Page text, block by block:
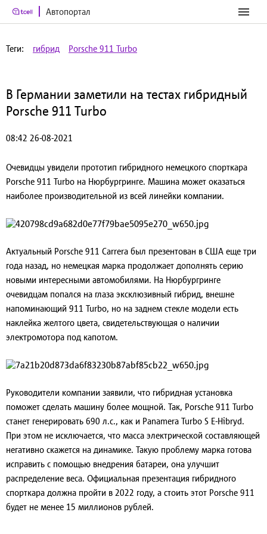
Автопортал
Теги: гибрид Porsche 911 Turbo
В Германии заметили на тестах гибридный
Porsche 911 Turbo
08:42 26-08-2021
Очевидцы увидели прототип гибридного немецкого спорткара
Porsche 911 Turbo на Нюрбургринге. Машина может оказаться
наиболее производительной из всей линейки компании.
Актуальный Porsche 911 Carrera был презентован в США еще три
года назад, но немецкая марка продолжает дополнять серию
новыми интересными автомобилями. На Нюрбургринге
очевидцам попался на глаза эксклюзивный гибрид, внешне
напоминающий 911 Turbo, но на заднем стекле модели есть
наклейка желтого цвета, свидетельствующая о наличии
электромотора под капотом.
Руководители компании заявили, что гибридная установка
поможет сделать машину более мощной. Так, Porsche 911 Turbo
станет генерировать 690 л.с., как и Panamera Turbo S E-Hibryd.
При этом не исключается, что масса электрической составляющей
негативно скажется на динамике. Такую проблему марка готова
исправить с помощью внедрения батареи, она улучшит
распределение веса. Официальная презентация гибридного
спорткара должна пройти в 2022 году, а стоить этот Porsche 911
будет не менее 15 миллионов рублей.